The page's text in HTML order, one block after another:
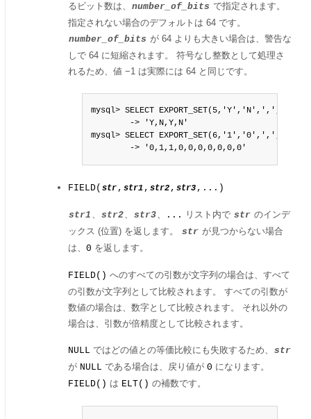
るビット数は、 number_of_bits で指定されます。
指定されない場合のデフォルトは 64 です。
number_of_bits が 64 よりも大きい場合は、警告な
しで 64 に短縮されます。 符号なし整数として処理さ
れるため、値 −1 は実際には 64 と同じです。
mysql> SELECT EXPORT_SET(5,'Y','N',',',4);
        -> 'Y,N,Y,N'
mysql> SELECT EXPORT_SET(6,'1','0',',',10);
        -> '0,1,1,0,0,0,0,0,0,0'
FIELD( str , str1 , str2 , str3 ,...)
str1 、 str2、 str3、 ... リスト内で str のインデ
ックス (位置) を返します。 str が見つからない場合
は、 0 を返します。
FIELD() へのすべての引数が文字列の場合は、すべて
の引数が文字列として比較されます。 すべての引数が
数値の場合は、数字として比較されます。 それ以外の
場合は、引数が倍精度として比較されます。
NULL ではどの値との等価比較にも失敗するため、 str
が NULL である場合は、戻り値が 0 になります。
FIELD() は ELT() の補数です。